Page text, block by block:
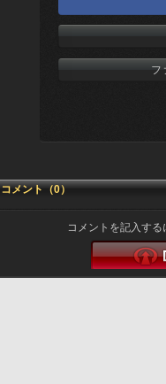
フ
コメント（0）
コメントを記入する